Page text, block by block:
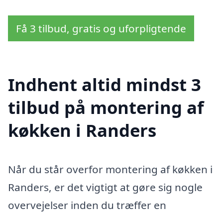
Få 3 tilbud, gratis og uforpligtende
Indhent altid mindst 3
tilbud på montering af
køkken i Randers
Når du står overfor montering af køkken i
Randers, er det vigtigt at gøre sig nogle
overvejelser inden du træffer en